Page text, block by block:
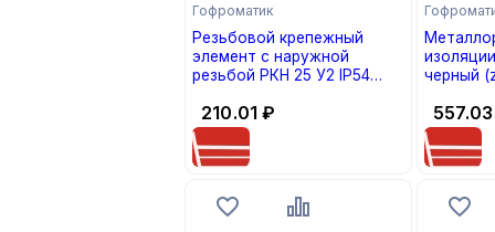
Гофроматик
Резьбовой крепежный
элемент с наружной
резьбой РКН 25 У2 IP54
«ЗЭТА» (кратно 1)
210.01 ₽
черный
557.03